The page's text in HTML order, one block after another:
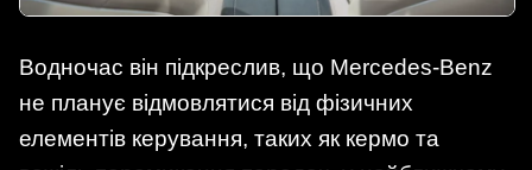
Водночас він підкреслив, що Mercedes-Benz
не планує відмовлятися від фізичних
елементів керування, таких як кермо та